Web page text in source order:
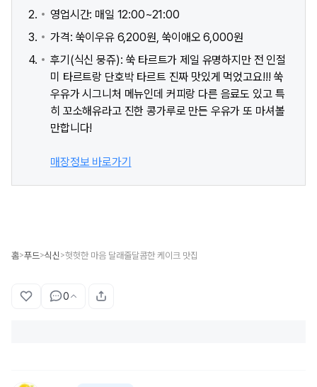
영업시간: 매일 12:00~21:00
가격: 쑥이우유 6,200원, 쑥이애오 6,000원
후기(식신 뭉쥬): 쑥 타르트가 제일 유명하지만 전 인절
미 타르트랑 단호박 타르트 진짜 맛있게 먹었고요!!! 쑥
우유가 시그니처 메뉴인데 커피랑 다른 음료도 있고 특
히 꼬소해유라고 진한 콩가루로 만든 우유가 또 마셔볼
만합니다!
매장정보 바로가기
홈>푸드>식신 >헛헛한 마음 달래줄달콤한 케이크 맛집
0